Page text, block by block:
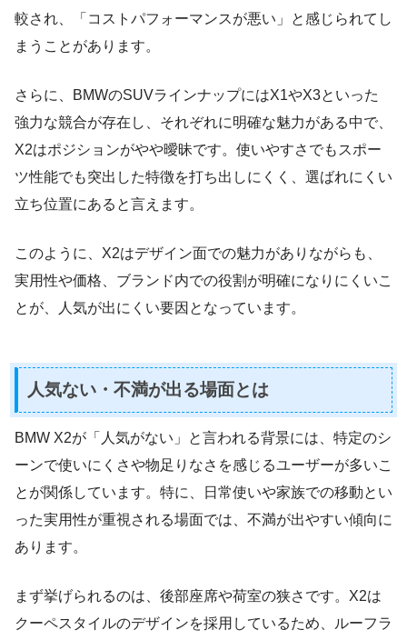
較され、「コストパフォーマンスが悪い」と感じられてし
まうことがあります。
さらに、BMWのSUVラインナップにはX1やX3といった
強力な競合が存在し、それぞれに明確な魅力がある中で、
X2はポジションがやや曖昧です。使いやすさでもスポー
ツ性能でも突出した特徴を打ち出しにくく、選ばれにくい
立ち位置にあると言えます。
このように、X2はデザイン面での魅力がありながらも、
実用性や価格、ブランド内での役割が明確になりにくいこ
とが、人気が出にくい要因となっています。
人気ない・不満が出る場面とは
BMW X2が「人気がない」と言われる背景には、特定のシ
ーンで使いにくさや物足りなさを感じるユーザーが多いこ
とが関係しています。特に、日常使いや家族での移動とい
った実用性が重視される場面では、不満が出やすい傾向に
あります。
まず挙げられるのは、後部座席や荷室の狭さです。X2は
クーペスタイルのデザインを採用しているため、ルーフラ